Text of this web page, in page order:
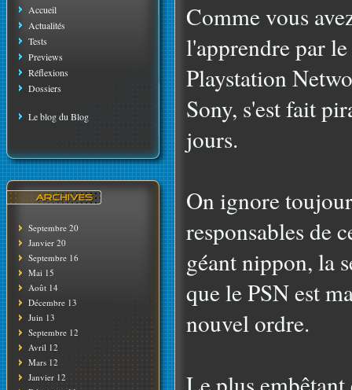
Accueil
Actualités
Tests
Previews
Réflexions
Dossiers
Le blog du Blog
Septembre 20
Janvier 20
Septembre 16
Mai 15
Août 14
Décembre 13
Juin 13
Septembre 12
Avril 12
Mars 12
Janvier 12
Comme vous
l'apprendre par
Playstation
Sony, s'est fait
jours.
On ignore
responsables de
géant nippon, la
que le PSN est
nouvel ordre.